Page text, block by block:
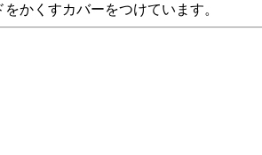
かくすカバーをつけています。